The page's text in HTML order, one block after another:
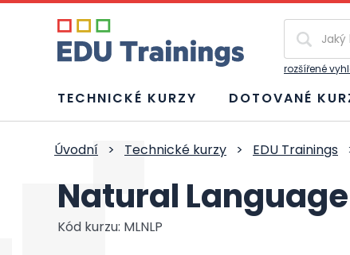
rozšířené
TECHNICKÉ KURZY DOTOVANÉ
Úvodní > Technické kurzy > EDU Trainings
Natural
Kód kurzu: MLNLP